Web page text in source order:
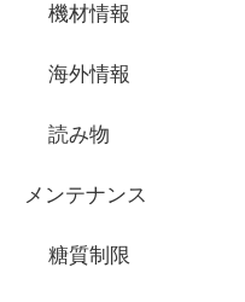
機材情報
海外情報
読み物
メンテナンス
糖質制限